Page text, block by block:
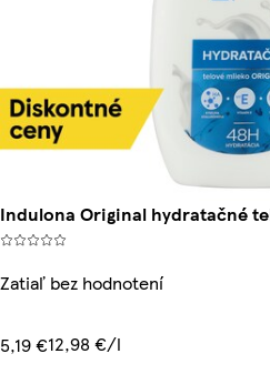
Indulona Original hydratačné
Zatiaľ bez hodnotení
5,19 €12,98 €/l